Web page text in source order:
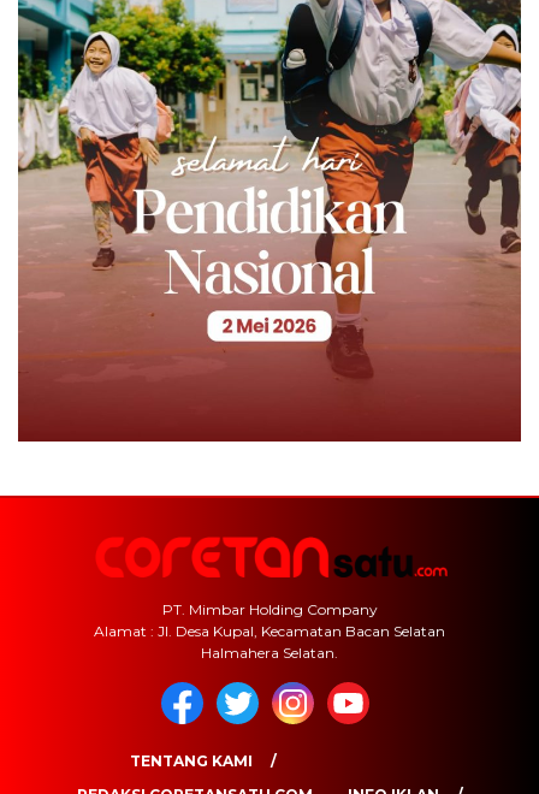
PT. Mimbar Holding Company
Alamat : Jl. Desa Kupal, Kecamatan Bacan Selatan
Halmahera Selatan.
TENTANG KAMI